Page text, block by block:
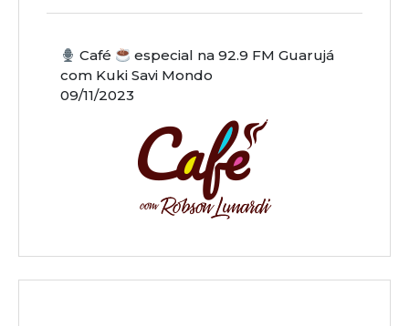
Café
especial na 92.9 FM Guarujá
com Kuki Savi Mondo
09/11/2023